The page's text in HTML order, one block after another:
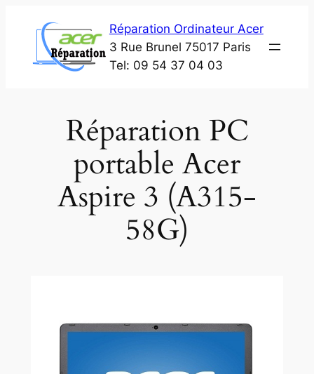
contenu
Réparation Ordinateur Acer
3 Rue Brunel 75017 Paris
Tel: 09 54 37 04 03
Réparation PC
portable Acer
Aspire 3 (A315-
58G)